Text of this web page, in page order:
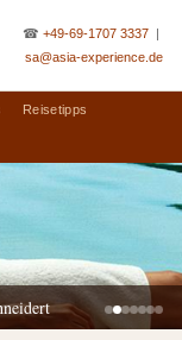
☎ +49-69-1707 3337 |
sa@asia-experience.de
Reisetipps